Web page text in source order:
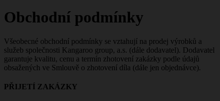
Obchodní podmínky
Všeobecné obchodní podmínky se vztahují na prodej výrobků a
služeb společnosti Kangaroo group, a.s. (dále dodavatel). Dodavatel
garantuje kvalitu, cenu a termín zhotovení zakázky podle údajů
obsažených ve Smlouvě o zhotovení díla (dále jen objednávce).
PŘIJETÍ ZAKÁZKY